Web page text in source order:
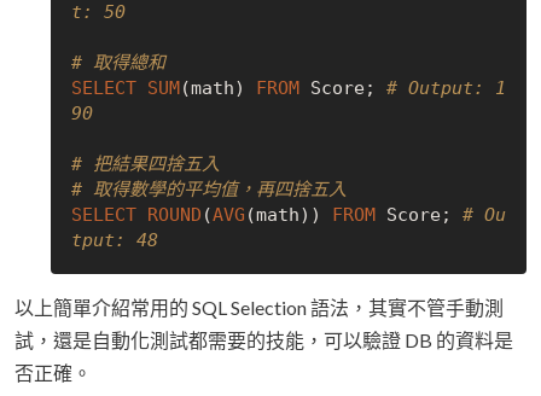
t: 50
# 取得總和
SELECT SUM(math) FROM Score; # Output: 1
90
# 把結果四捨五入
# 取得數學的平均值，再四捨五入
SELECT ROUND (AVG (math)) FROM Score; # Ou
tput: 48
以上簡單介紹常用的 SQL Selection 語法，其實不管手動測
試，還是自動化測試都需要的技能，可以驗證 DB 的資料是
否正確。